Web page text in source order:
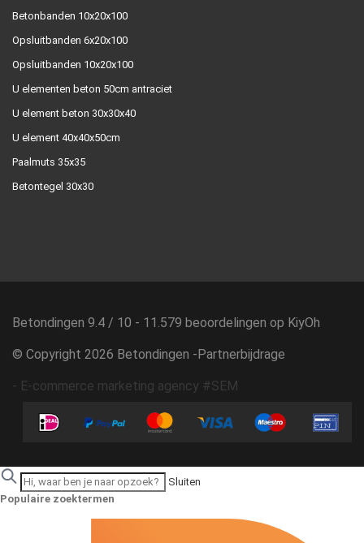
Betonbanden 10x20x100
Opsluitbanden 6x20x100
Opsluitbanden 10x20x100
U elementen beton 50cm antraciet
U element beton 30x30x40
U element 40x40x50cm
Paalmuts 35x35
Betontegel 30x30
Betondingen 9.4 / 10 - 11.579 beoordelingen op KiyOh
© Copyright 2026 Betondingen - Partnerbijdrage
- E-commerce marketing agency #SEM
Sluiten
Populaire zoektermen